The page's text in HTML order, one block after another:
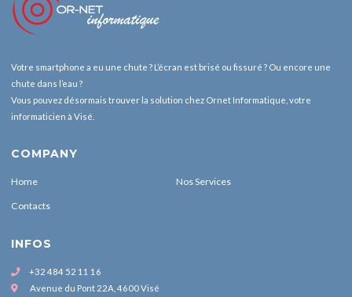
Votre smartphone a eu une chute ? L’écran est brisé ou fissuré ? Ou encore une
chute dans l’eau ?
Vous pouvez désormais trouver la solution chez Ornet Informatique, votre
informaticien à Visé.
COMPANY
Home Nos Services
Contacts
INFOS
+32 484 52 11 16
Avenue du Pont 22A, 4600 Visé